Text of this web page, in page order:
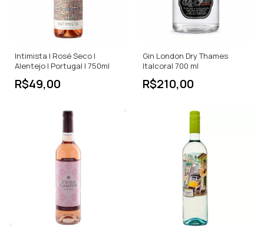
Intimista | Rosé Seco |
Alentejo | Portugal | 750ml
R$49,00
Gin London Dry Thames
Italcoral 700 ml
R$210,00